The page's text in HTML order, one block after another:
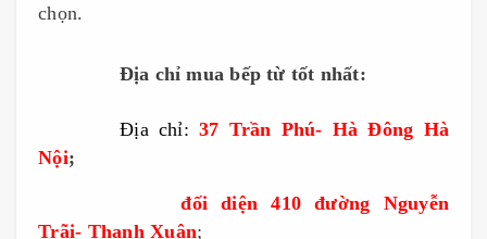
chọn.
Địa chỉ mua bếp từ tốt nhất:
Địa chỉ: 37 Trần Phú- Hà Đông Hà
Nội;
---------------------đối diện 410 đường Nguyễn
Trãi- Thanh Xuân;